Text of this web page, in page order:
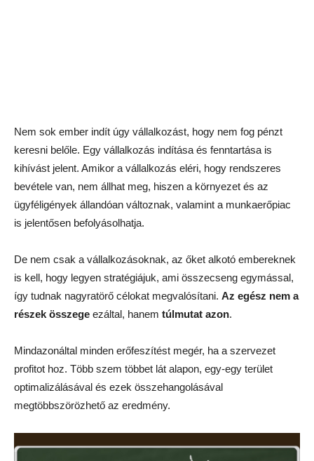
Nem sok ember indít úgy vállalkozást, hogy nem fog pénzt
keresni belőle. Egy vállalkozás indítása és fenntartása is
kihívást jelent. Amikor a vállalkozás eléri, hogy rendszeres
bevétele van, nem állhat meg, hiszen a környezet és az
ügyféligények állandóan változnak, valamint a munkaerőpiac
is jelentősen befolyásolhatja.
De nem csak a vállalkozásoknak, az őket alkotó embereknek
is kell, hogy legyen stratégiájuk, ami összecseng egymással,
így tudnak nagyratörő célokat megvalósítani. Az egész nem a
részek összege ezáltal, hanem túlmutat azon.
Mindazonáltal minden erőfeszítést megér, ha a szervezet
profitot hoz. Több szem többet lát alapon, egy-egy terület
optimalizálásával és ezek összehangolásával
megtöbbszörözhető az eredmény.